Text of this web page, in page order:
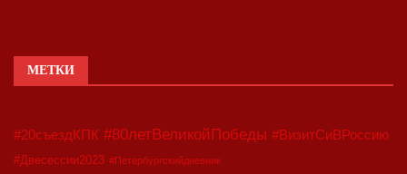
МЕТКИ
#20съездКПК #80летВеликойПобеды #ВизитСиВРоссию
#Двесессии2023 #Петербургскийдневник